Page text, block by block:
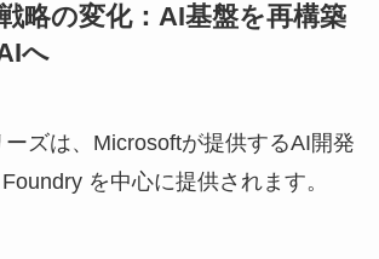
略の変化：AI基盤を再構築
へ
ズは、Microsoftが提供するAI開発
を中心に提供されます。